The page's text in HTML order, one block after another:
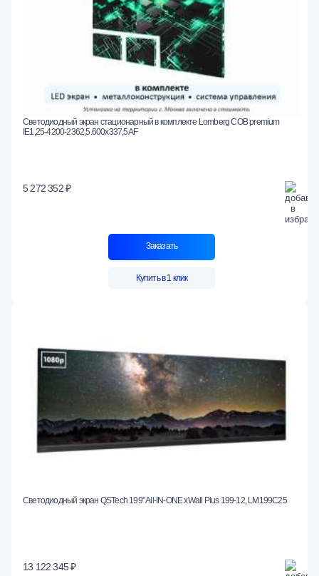
Светодиодный экран стационарный в комплекте Lomberg COB premium
IE1,25-4200-2362,5.600x337,5AF
5 272 352 ₽
Заказать
Купить в 1 клик
Светодиодный экран QSTech 199" All-IN-ONE xWall Plus 199-12, LM199C25
13 122 345 ₽